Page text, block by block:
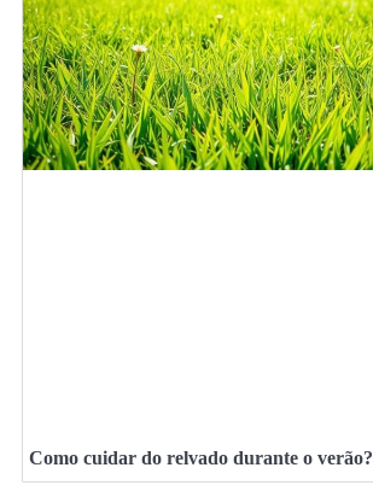
Como cuidar do relvado durante o verão?